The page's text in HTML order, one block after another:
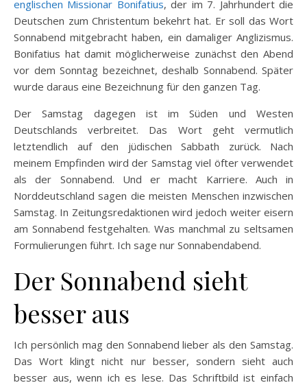
englischen Missionar Bonifatius, der im 7. Jahrhundert die
Deutschen zum Christentum bekehrt hat. Er soll das Wort
Sonnabend mitgebracht haben, ein damaliger Anglizismus.
Bonifatius hat damit möglicherweise zunächst den Abend
vor dem Sonntag bezeichnet, deshalb Sonnabend. Später
wurde daraus eine Bezeichnung für den ganzen Tag.
Der Samstag dagegen ist im Süden und Westen
Deutschlands verbreitet. Das Wort geht vermutlich
letztendlich auf den jüdischen Sabbath zurück. Nach
meinem Empfinden wird der Samstag viel öfter verwendet
als der Sonnabend. Und er macht Karriere. Auch in
Norddeutschland sagen die meisten Menschen inzwischen
Samstag. In Zeitungsredaktionen wird jedoch weiter eisern
am Sonnabend festgehalten. Was manchmal zu seltsamen
Formulierungen führt. Ich sage nur Sonnabendabend.
Der Sonnabend sieht
besser aus
Ich persönlich mag den Sonnabend lieber als den Samstag.
Das Wort klingt nicht nur besser, sondern sieht auch
besser aus, wenn ich es lese. Das Schriftbild ist einfach